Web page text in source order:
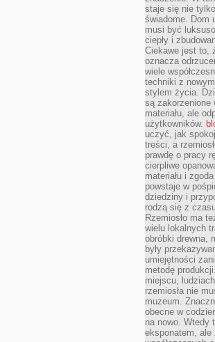
staje się nie
świadome. Dom
musi być
ciepły i
Ciekawe jest to,
oznacza
wiele
techniki z
stylem życia.
są zakorzenione
materiału, ale
użytkowników.
uczyć, jak
treści, a
prawdę o pracy
cierpliwe
materiału i
powstaje w
dziedziny i
rodzą się z
Rzemiosło ma
wielu lokalnych
obróbki drewna,
były
umiejętności
metodę
miejscu,
rzemiosła nie
muzeum.
obecne w
na nowo. Wtedy
eksponatem, ale